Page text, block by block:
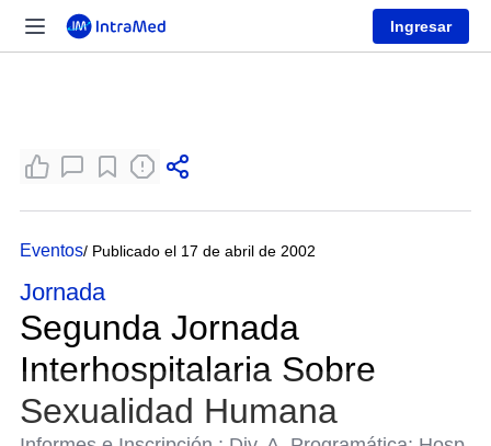
Ingresar
Eventos/ Publicado el 17 de abril de 2002
Jornada
Segunda Jornada
Interhospitalaria Sobre
Sexualidad Humana